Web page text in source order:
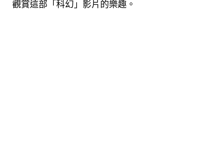
觀賞這部「科幻」影片的樂趣。